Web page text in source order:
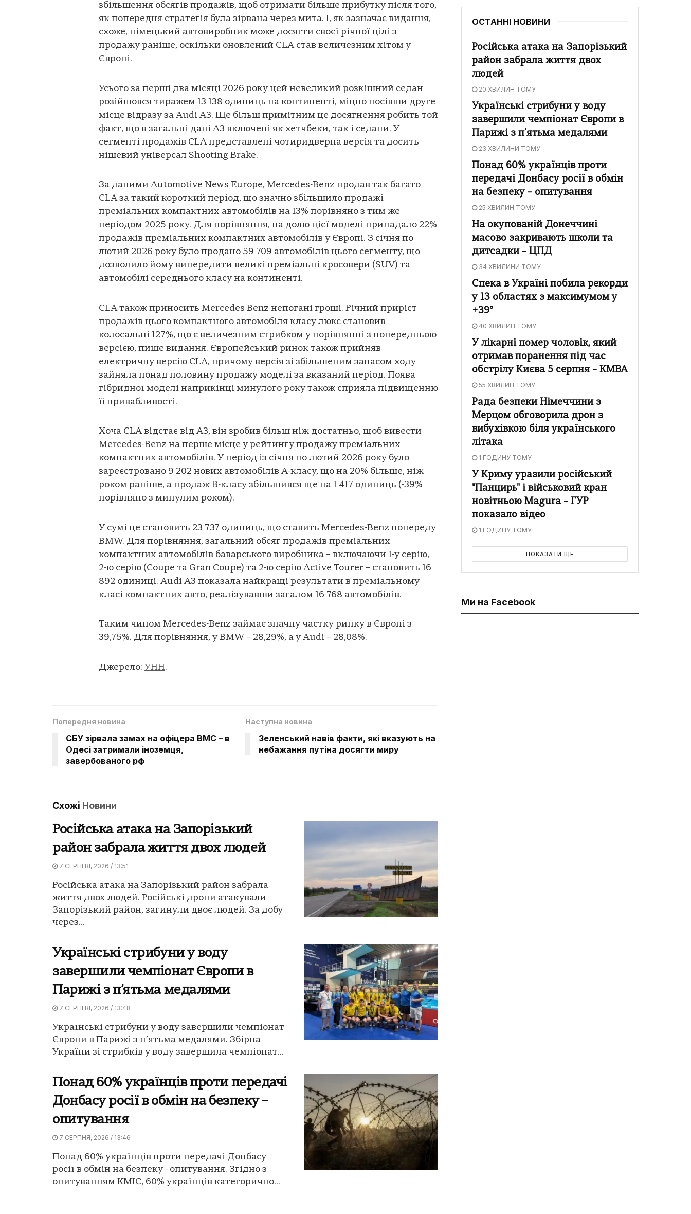
збільшення обсягів продажів, щоб отримати більше прибутку після того,
як попередня стратегія була зірвана через мита. І, як зазначає видання,
схоже, німецький автовиробник може досягти своєї річної цілі з
продажу раніше, оскільки оновлений CLA став величезним хітом у
Європі.
Усього за перші два місяці 2026 року цей невеликий розкішний седан
розійшовся тиражем 13 138 одиниць на континенті, міцно посівши друге
місце відразу за Audi A3. Ще більш примітним це досягнення робить той
факт, що в загальні дані A3 включені як хетчбеки, так і седани. У
сегменті продажів CLA представлені чотиридверна версія та досить
нішевий універсал Shooting Brake.
За даними Automotive News Europe, Mercedes-Benz продав так багато
CLA за такий короткий період, що значно збільшило продажі
преміальних компактних автомобілів на 13% порівняно з тим же
періодом 2025 року. Для порівняння, на долю цієї моделі припадало 22%
продажів преміальних компактних автомобілів у Європі. З січня по
лютий 2026 року було продано 59 709 автомобілів цього сегменту, що
дозволило йому випередити великі преміальні кросовери (SUV) та
автомобілі середнього класу на континенті.
CLA також приносить Mercedes Benz непогані гроші. Річний приріст
продажів цього компактного автомобіля класу люкс становив
колосальні 127%, що є величезним стрибком у порівнянні з попередньою
версією, пише видання. Європейський ринок також прийняв
електричну версію CLA, причому версія зі збільшеним запасом ходу
зайняла понад половину продажу моделі за вказаний період. Поява
гібридної моделі наприкінці минулого року також сприяла підвищенню
її привабливості.
Хоча CLA відстає від A3, він зробив більш ніж достатньо, щоб вивести
Mercedes-Benz на перше місце у рейтингу продажу преміальних
компактних автомобілів. У період із січня по лютий 2026 року було
зареєстровано 9 202 нових автомобілів A-класу, що на 20% більше, ніж
роком раніше, а продаж B-класу збільшився ще на 1 417 одиниць (-39%
порівняно з минулим роком).
У сумі це становить 23 737 одиниць, що ставить Mercedes-Benz попереду
BMW. Для порівняння, загальний обсяг продажів преміальних
компактних автомобілів баварського виробника – включаючи 1-у серію,
2-ю серію (Coupe та Gran Coupe) та 2-ю серію Active Tourer – становить 16
892 одиниці. Audi A3 показала найкращі результати в преміальному
класі компактних авто, реалізувавши загалом 16 768 автомобілів.
Таким чином Mercedes-Benz займає значну частку ринку в Європі з
39,75%. Для порівняння, у BMW – 28,29%, а у Audi – 28,08%.
Джерело: УНН.
Попередня новина
СБУ зірвала замах на офіцера ВМС – в
Одесі затримали іноземця,
завербованого рф
Наступна новина
Зеленський навів факти, які вказують на
небажання путіна досягти миру
Схожі Новини
Російська атака на Запорізький
район забрала життя двох людей
7 СЕРПНЯ, 2026 / 13:51
Російська атака на Запорізький район забрала
життя двох людей. Російські дрони атакували
Запорізький район, загинули двоє людей. За добу
через...
Українські стрибуни у воду
завершили чемпіонат Європи в
Парижі з п’ятьма медалями
7 СЕРПНЯ, 2026 / 13:48
Українські стрибуни у воду завершили чемпіонат
Європи в Парижі з п’ятьма медалями. Збірна
України зі стрибків у воду завершила чемпіонат...
Понад 60% українців проти передачі
Донбасу росії в обмін на безпеку –
опитування
7 СЕРПНЯ, 2026 / 13:46
Понад 60% українців проти передачі Донбасу
росії в обмін на безпеку - опитування. Згідно з
опитуванням КМІС, 60% українців категорично...
ОСТАННІ НОВИНИ
Російська атака на Запорізький
район забрала життя двох
людей
20 ХВИЛИН ТОМУ
Українські стрибуни у воду
завершили чемпіонат Європи в
Парижі з п’ятьма медалями
23 ХВИЛИНИ ТОМУ
Понад 60% українців проти
передачі Донбасу росії в обмін
на безпеку – опитування
25 ХВИЛИН ТОМУ
На окупованій Донеччині
масово закривають школи та
дитсадки – ЦПД
34 ХВИЛИНИ ТОМУ
Спека в Україні побила рекорди
у 13 областях з максимумом у
+39°
40 ХВИЛИН ТОМУ
У лікарні помер чоловік, який
отримав поранення під час
обстрілу Києва 5 серпня – КМВА
55 ХВИЛИН ТОМУ
Рада безпеки Німеччини з
Мерцом обговорила дрон з
вибухівкою біля українського
літака
1 ГОДИНУ ТОМУ
У Криму уразили російський
"Панцирь" і військовий кран
новітньою Magura – ГУР
показало відео
1 ГОДИНУ ТОМУ
ПОКАЗАТИ ЩЕ
Ми на Facebook